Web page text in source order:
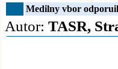
Medilny vbor
Autor: TASR,